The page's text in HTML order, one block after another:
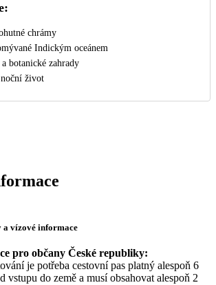
chrámy
Indickým oceánem
botanické zahrady
život
a vízové informace
pro občany České republiky:
je potřeba cestovní pas platný alespoň 6
vstupu do země a musí obsahovat alespoň 2